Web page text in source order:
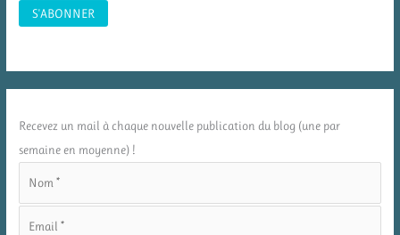
Recevez un mail à chaque nouvelle publication du blog (une par
semaine en moyenne) !